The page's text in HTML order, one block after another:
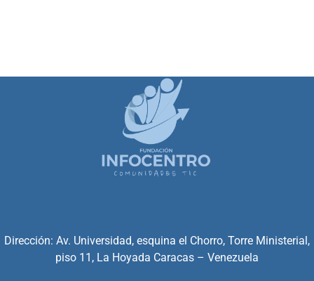
Dirección: Av. Universidad, esquina el Chorro, Torre Ministerial,
piso 11, La Hoyada Caracas – Venezuela